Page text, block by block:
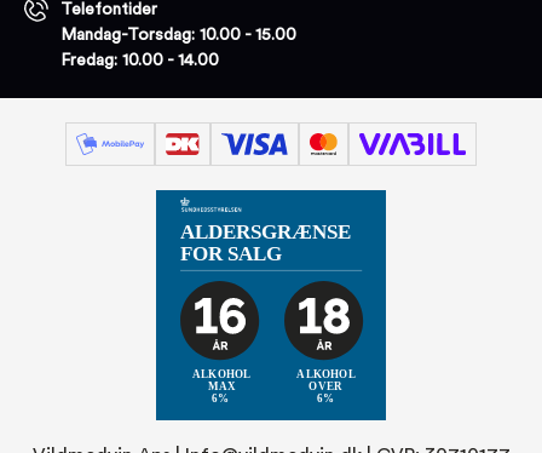
Telefontider
Mandag-Torsdag: 10.00 - 15.00
Fredag: 10.00 - 14.00